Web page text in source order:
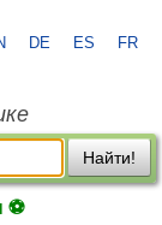
DE ES FR
Найти!
⚽